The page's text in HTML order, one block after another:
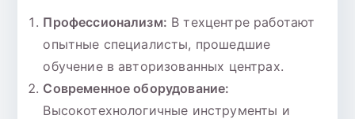
Профессионализм: В техцентре работают
опытные специалисты, прошедшие
обучение в авторизованных центрах.
Современное оборудование:
Высокотехнологичные инструменты и